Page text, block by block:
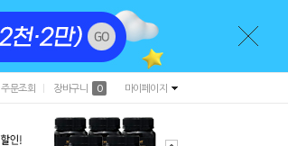
주문조회 장바구니 0 마이페이지